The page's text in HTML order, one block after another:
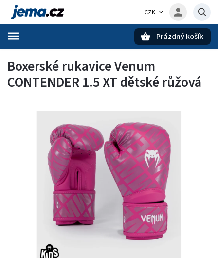
CZK
Prázdný košík
Boxerské rukavice Venum
CONTENDER 1.5 XT dětské růžová